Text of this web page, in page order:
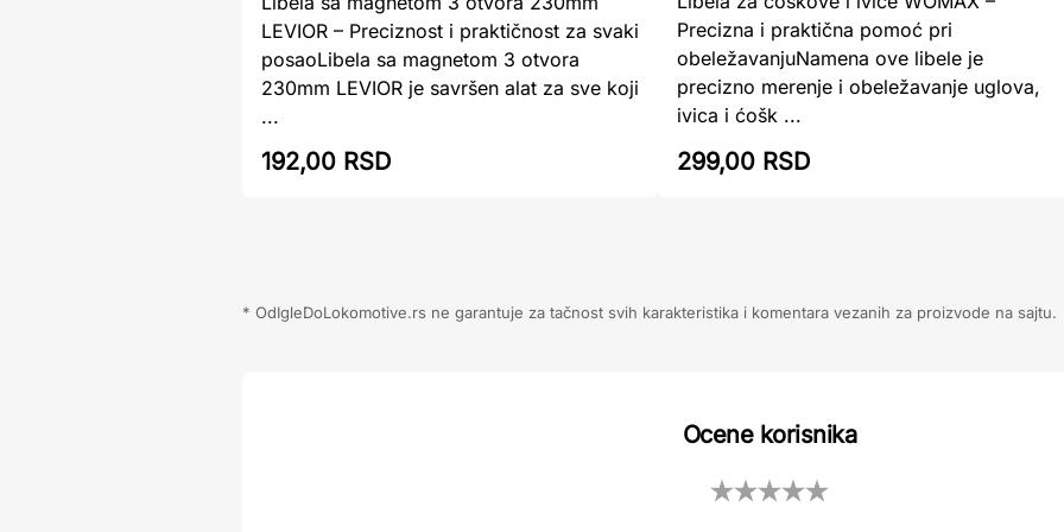
LEVIOR – Preciznost i praktičnost za svaki
posaoLibela sa magnetom 3 otvora
230mm LEVIOR je savršen alat za sve koji
...
192,00 RSD
Precizna i praktična pomoć pri
obeležavanjuNamena ove libele je
precizno merenje i obeležavanje uglova,
ivica i ćošk ...
299,00 RSD
* OdIgleDoLokomotive.rs ne garantuje za tačnost svih karakteristika i komentara vezanih za proizvode na sajtu.
Ocene korisnika